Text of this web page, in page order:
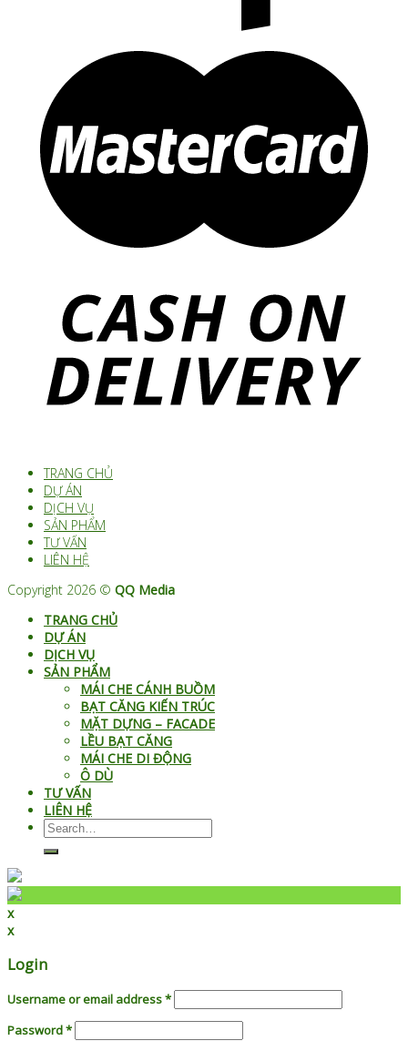
TRANG CHỦ
DỰ ÁN
DỊCH VỤ
SẢN PHẨM
TƯ VẤN
LIÊN HỆ
Copyright 2026 © QQ Media
TRANG CHỦ
DỰ ÁN
DỊCH VỤ
SẢN PHẨM
MÁI CHE CÁNH BUỒM
BẠT CĂNG KIẾN TRÚC
MẶT DỰNG – FACADE
LỀU BẠT CĂNG
MÁI CHE DI ĐỘNG
Ô DÙ
TƯ VẤN
LIÊN HỆ
Search
for:
x
x
Login
Username or email address*
Password*